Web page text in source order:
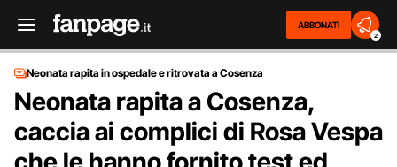
ABBONATI
2
Neonata rapita in ospedale e ritrovata a Cosenza
Neonata rapita a Cosenza,
caccia ai complici di Rosa Vespa